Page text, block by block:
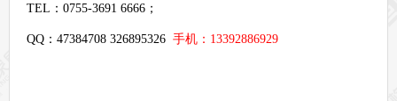
TEL：0755-3691 6666；
QQ：47384708 326895326 手机：13392886929